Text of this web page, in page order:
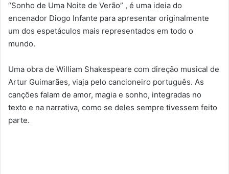
“Sonho de Uma Noite de Verão” , é uma ideia do
encenador Diogo Infante para apresentar originalmente
um dos espetáculos mais representados em todo o
mundo.
Uma obra de William Shakespeare com direção musical de
Artur Guimarães, viaja pelo cancioneiro português. As
canções falam de amor, magia e sonho, integradas no
texto e na narrativa, como se deles sempre tivessem feito
parte.